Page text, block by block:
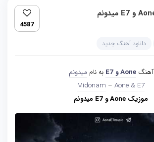
4587
دانلود آهنگ جدید
آهنگAone و E7 به نام میدونم
Aone & E7‏
–
Midonam
موزیک Aone و E7 میدونم